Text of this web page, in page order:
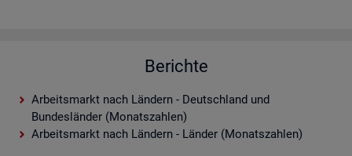
Berichte
Arbeitsmarkt nach Ländern - Deutschland und
Bundesländer (Monatszahlen)
Arbeitsmarkt nach Ländern - Länder (Monatszahlen)